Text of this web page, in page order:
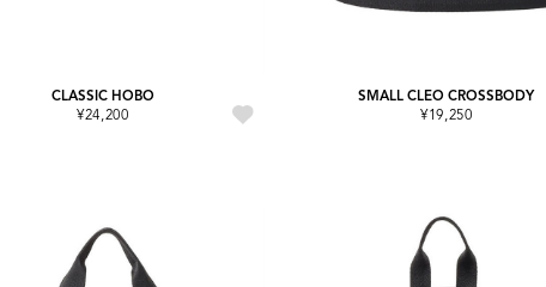
CLASSIC HOBO
¥24,200
SMALL CLEO CROSSBODY
¥19,250